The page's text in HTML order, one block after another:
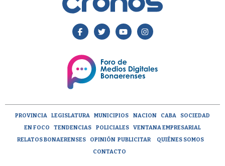
PROVINCIA LEGISLATURA MUNICIPIOS NACION CABA
SOCIEDAD
EN FOCO
TENDENCIAS POLICIALES
VENTANA EMPRESARIAL
RELATOS BONAERENSES
OPINIÓN PUBLICITAR
QUIÉNES SOMOS
CONTACTO